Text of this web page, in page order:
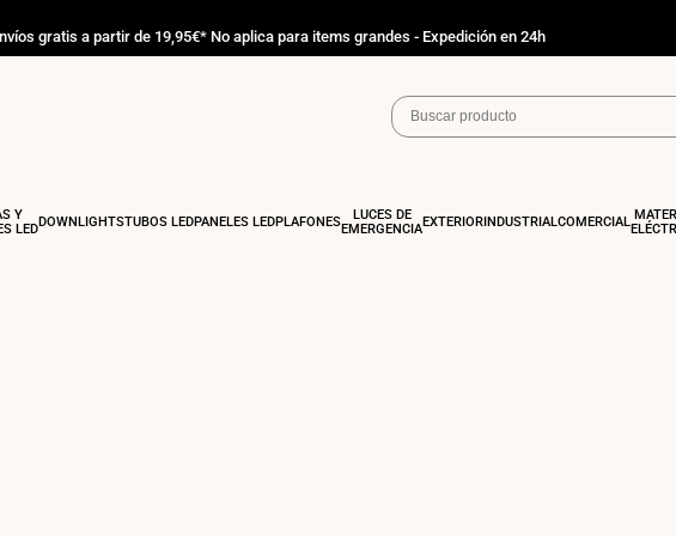
gratis a partir de 19,95€* No aplica para items grandes - Expedición en 24h
Y
LEDDOWNLIGHTSTUBOS LEDPANELES LEDPLAFONES
LUCES DE
EMERGENCIAEXTERIORINDUSTRIAL COMERCIAL